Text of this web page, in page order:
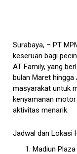
Surabaya, – PT
keseruan bagi
AT Family, yang
bulan Maret hingga
masyarakat untuk
kenyamanan
aktivitas menarik.
Jadwal dan Lokasi
Madiun